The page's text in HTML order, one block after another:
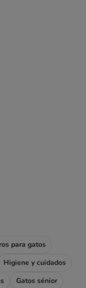
para gatos
Higiene y cuidados
Gatos sénior